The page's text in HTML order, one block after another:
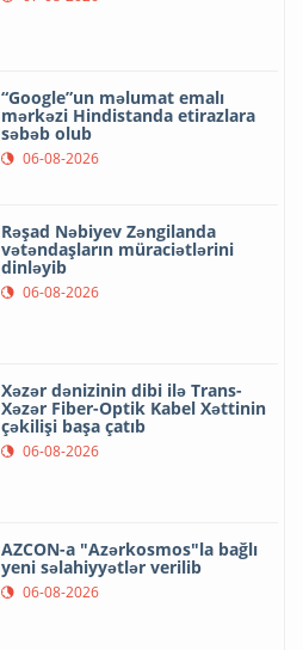
“Google”un məlumat emalı
mərkəzi Hindistanda etirazlara
səbəb olub
06-08-2026
Rəşad Nəbiyev Zəngilanda
vətəndaşların müraciətlərini
dinləyib
06-08-2026
Xəzər dənizinin dibi ilə Trans-
Xəzər Fiber-Optik Kabel Xəttinin
çəkilişi başa çatıb
06-08-2026
AZCON-a "Azərkosmos"la bağlı
yeni səlahiyyətlər verilib
06-08-2026